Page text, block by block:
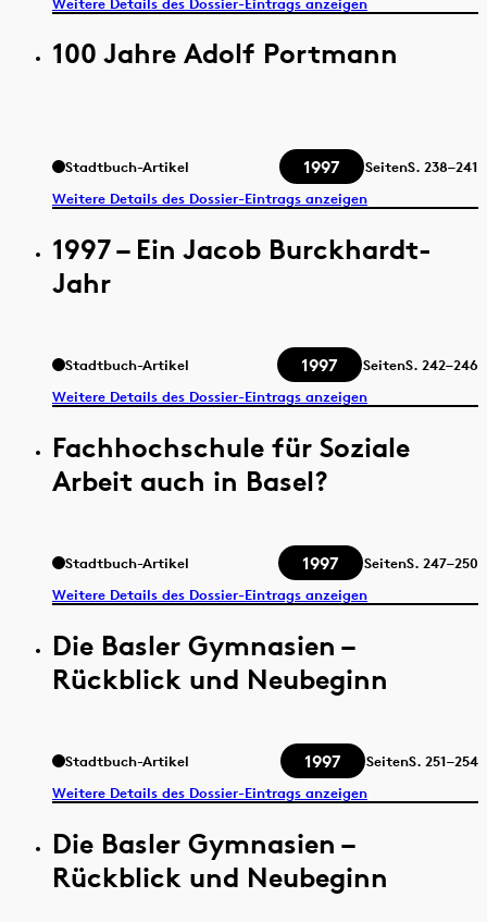
100 Jahre Adolf Portmann
Stadtbuch-Artikel 1997 SeitenS. 238–241
Weitere Details des Dossier-Eintrags anzeigen
1997 – Ein Jacob Burckhardt-
Jahr
Stadtbuch-Artikel 1997 SeitenS. 242–246
Weitere Details des Dossier-Eintrags anzeigen
Fachhochschule für Soziale
Arbeit auch in Basel?
Stadtbuch-Artikel 1997 SeitenS. 247–250
Weitere Details des Dossier-Eintrags anzeigen
Die Basler Gymnasien –
Rückblick und Neubeginn
Stadtbuch-Artikel 1997 SeitenS. 251–254
Weitere Details des Dossier-Eintrags anzeigen
Die Basler Gymnasien –
Rückblick und Neubeginn